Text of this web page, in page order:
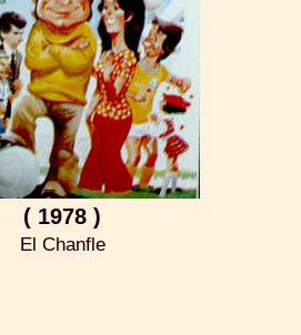
( 1978 )
El Chanfle